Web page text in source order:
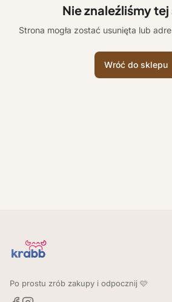
Nie znaleźliśmy
Strona mogła zostać usunięta lub
Wróć do sklepu
Po prostu zrób zakupy i odpocznij 🩷